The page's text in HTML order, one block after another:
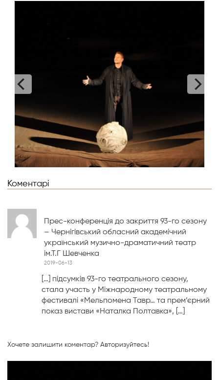
Коментарі
Прес-конференція до закриття 93-го сезону
– Чернігівський обласний академічний
український музично-драматичний театр
ім.Т.Г Шевченка
2019-06-13
[…] підсумків 93-го театрального сезону,
стала участь у Міжнародному театральному
фестивалі «Мельпомена Тавр… та прем’єрний
показ вистави «Наталка Полтавка», […]
Хочете залишити коментар? Авторизуйтесь!